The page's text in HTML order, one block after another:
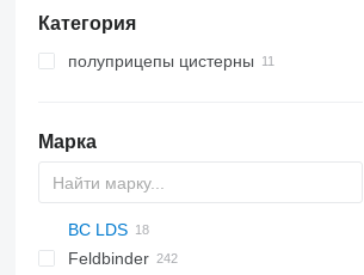
Категория
полуприцепы цистерны
Марка
54500
SVM
BC LDS
NCG
CB
T-series
SAPL
KIS
STF
ADR
CK
SOA
K series
LPG
45
AMMONIA
Carrytank
Feldbinder